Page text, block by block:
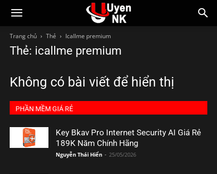
Trang chủ Thẻ Icallme premium
Thẻ: icallme premium
Không có bài viết để hiển thị
PHẦN MỀM GIÁ RẺ
Key Bkav Pro Internet Security AI Giá Rẻ
189K Năm Chính Hãng
Nguyễn Thái Hiển - 25/05/2026